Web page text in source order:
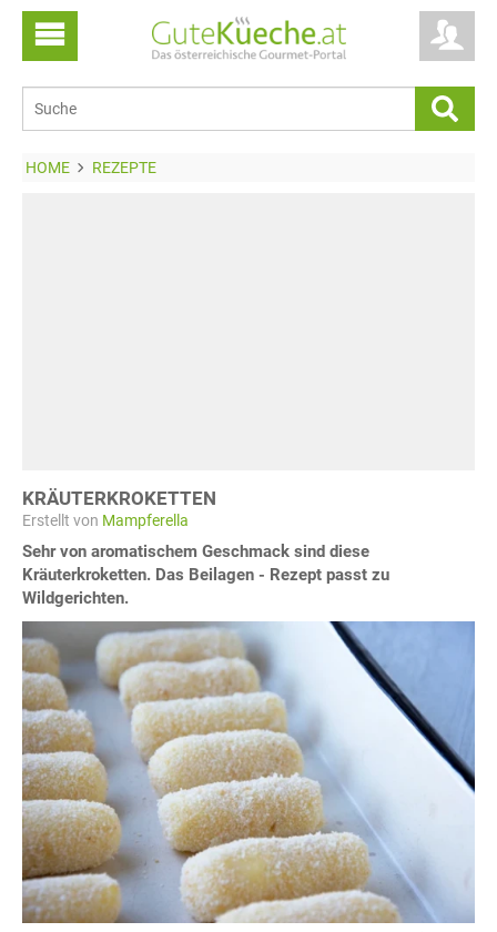
HOME REZEPTE
KRÄUTERKROKETTEN
Erstellt von Mampferella
Sehr von aromatischem Geschmack sind diese
Kräuterkroketten. Das Beilagen - Rezept passt zu
Wildgerichten.